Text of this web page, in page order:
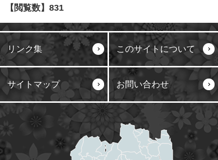
【閲覧数】831
リンク集 このサイトについて
サイトマップ お問い合わせ
塙町